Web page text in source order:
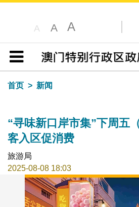
A A A
目录
首页
新闻
“寻味新口岸市集”下周五
客入区促消费
旅游局
2025-08-08 18:03